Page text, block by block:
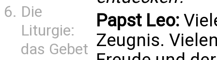
Die
Liturgie:
das Gebet
Papst Leo:
Zeugnis.